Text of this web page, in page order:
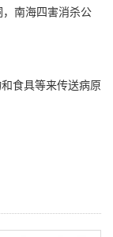
南海四害消杀公
食具等来传送病原